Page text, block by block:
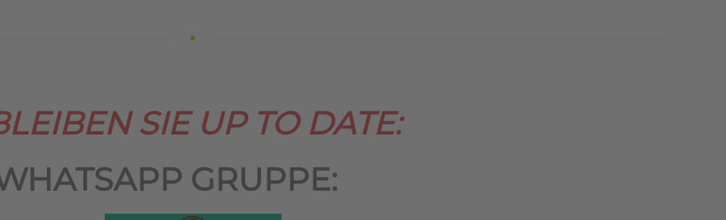
SIE UP TO DATE:
GRUPPE: